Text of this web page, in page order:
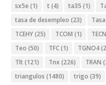
sx5e (1) t (4) ta35 (1)
tasa de desempleo (23)
TCEHY(25) TCOM (1)
Teo (50) TFC(1) TGNO4
Tlt (121) Tnx (226) TRAN
triangulos (1480) trigo (39)